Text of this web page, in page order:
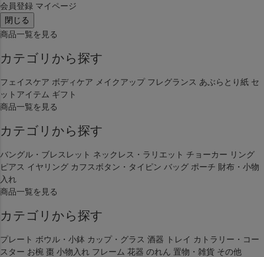
会員登録 マイページ
閉じる
商品一覧を見る
カテゴリから探す
フェイスケア ボディケア メイクアップ フレグランス あぶらとり紙 セ
ットアイテム ギフト
商品一覧を見る
カテゴリから探す
バングル・ブレスレット ネックレス・ラリエット チョーカー リング
ピアス イヤリング カフスボタン・タイピン バッグ ポーチ 財布・小物
入れ
商品一覧を見る
カテゴリから探す
プレート ボウル・小鉢 カップ・グラス 酒器 トレイ カトラリー・コー
スター お椀 棗 小物入れ フレーム 花器 のれん 置物・雑貨 その他